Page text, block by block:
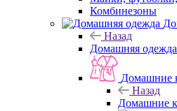
Комбинезоны
Назад
Домашняя одежда
Домашние
Назад
Домашние